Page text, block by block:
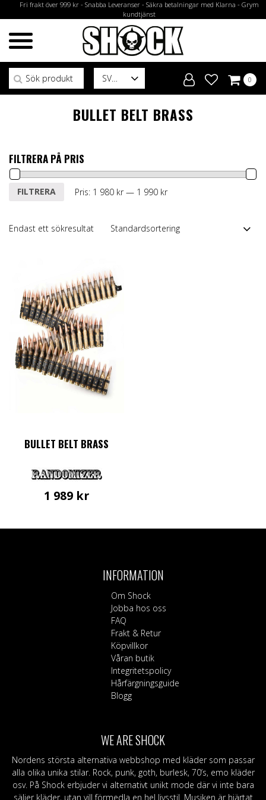
Fri frakt över 999 kr - Snabba Leveranser - Säkra betalningar med Klarna - Grym
kundtjänst
SV
Sök efter:
0
BULLET BELT BRASS
FILTRERA PÅ PRIS
Min
MaxFILTRERA Pris: 1 980 kr— 1 990 kr
Endast ett sökresultat
BULLET BELT BRASS
1 989 kr
INFORMATION
Om Shock
Jobba hos oss
FAQ
Frakt & Retur
Köpvillkor
Våran butik
Integritetspolicy
Hårfärgningsguide
Blogg
WE ARE SHOCK
Nordens största alternativa webbshop med kläder som passar
alla olika unika stilar. Rock, punk, goth, burlesk, 70’s, emo kläder
osv. På Shock erbjuder vi alternativt unikt mode där vi inte bara
säljer kläder, utan vill förmedla en hel livsstil. Musiken är hjärtat